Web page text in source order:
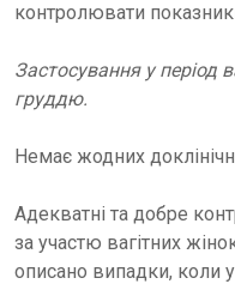
контролювати
Застосування у період
груддю.
Немає жодних
Адекватні та добре
за участю вагітних
описано випадки, коли